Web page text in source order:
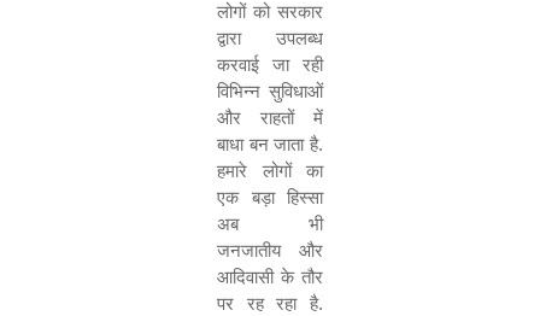
लोगों को सरकार
द्वारा उपलब्ध
करवाई जा रही
विभिन्न सुविधाओं
और राहतों में
बाधा बन जाता है.
हमारे लोगों का
एक बड़ा हिस्सा
अब भी
जनजातीय और
आदिवासी के तौर
पर रह रहा है.